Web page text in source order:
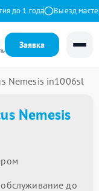
1 года Выезд мастера
Заявка
Nemesis in1006sl
Nemesis
до